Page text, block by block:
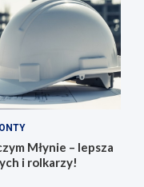
Młynie – lepsza
i rolkarzy!